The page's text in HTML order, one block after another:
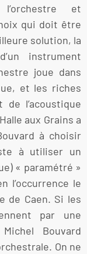
et
qui doit être
solution, la
instrument
joue dans
et les riches
l’acoustique
aux Grains a
à choisir
à utiliser un
« paramétré »
l’occurrence le
de Caen. Si les
par une
Bouvard
On ne